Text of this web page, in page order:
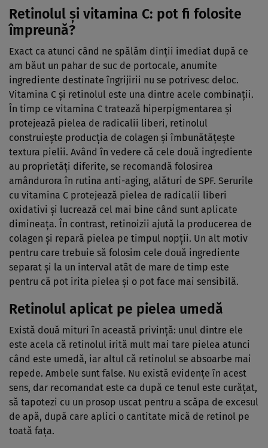
Retinolul şi vitamina C: pot fi folosite
împreună?
Exact ca atunci când ne spălăm dinţii imediat după ce
am băut un pahar de suc de portocale, anumite
ingrediente destinate îngrijirii nu se potrivesc deloc.
Vitamina C şi retinolul este una dintre acele combinaţii.
În timp ce vitamina C tratează hiperpigmentarea şi
protejează pielea de radicalii liberi, retinolul
construieşte producţia de colagen şi îmbunătăţeşte
textura pielii. Având în vedere că cele două ingrediente
au proprietăţi diferite, se recomandă folosirea
amândurora în rutina anti-aging, alături de SPF. Serurile
cu vitamina C protejează pielea de radicalii liberi
oxidativi şi lucrează cel mai bine când sunt aplicate
dimineaţa. În contrast, retinoizii ajută la producerea de
colagen şi repară pielea pe timpul nopţii. Un alt motiv
pentru care trebuie să folosim cele două ingrediente
separat şi la un interval atât de mare de timp este
pentru că pot irita pielea şi o pot face mai sensibilă.
Retinolul aplicat pe pielea umedă
Există două mituri în această privinţă: unul dintre ele
este acela că retinolul irită mult mai tare pielea atunci
când este umedă, iar altul că retinolul se absoarbe mai
repede. Ambele sunt false. Nu există evidenţe în acest
sens, dar recomandat este ca după ce tenul este curăţat,
să tapotezi cu un prosop uscat pentru a scăpa de excesul
de apă, după care aplici o cantitate mică de retinol pe
toată faţa.